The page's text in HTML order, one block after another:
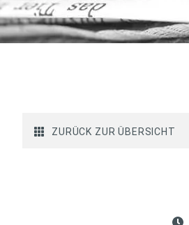
ZURÜCK ZUR ÜBERSICHT